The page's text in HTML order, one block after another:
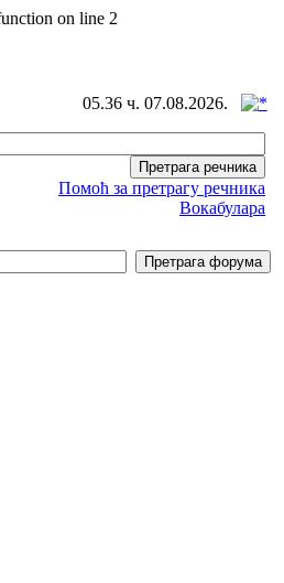
on line 2
05.36 ч. 07.08.2026.
Помоћ за претрагу речника
Вокабулара